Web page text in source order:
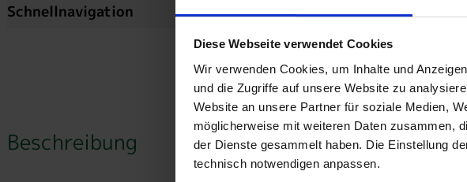
Diese Webseite verwendet Cookies
Wir verwenden Cookies, um Inhalte und
und die Zugriffe auf unsere Website zu
Website an unsere Partner für soziale Medien,
möglicherweise mit weiteren Daten zusammen,
der Dienste gesammelt haben. Die Einstellung
technisch notwendigen anpassen.
Schnellnavigation Beschreibung Lieferumfang
Beschreibung go-e - Adapterset für
Die Adapter des 3-teiligen Sets ermöglichen den